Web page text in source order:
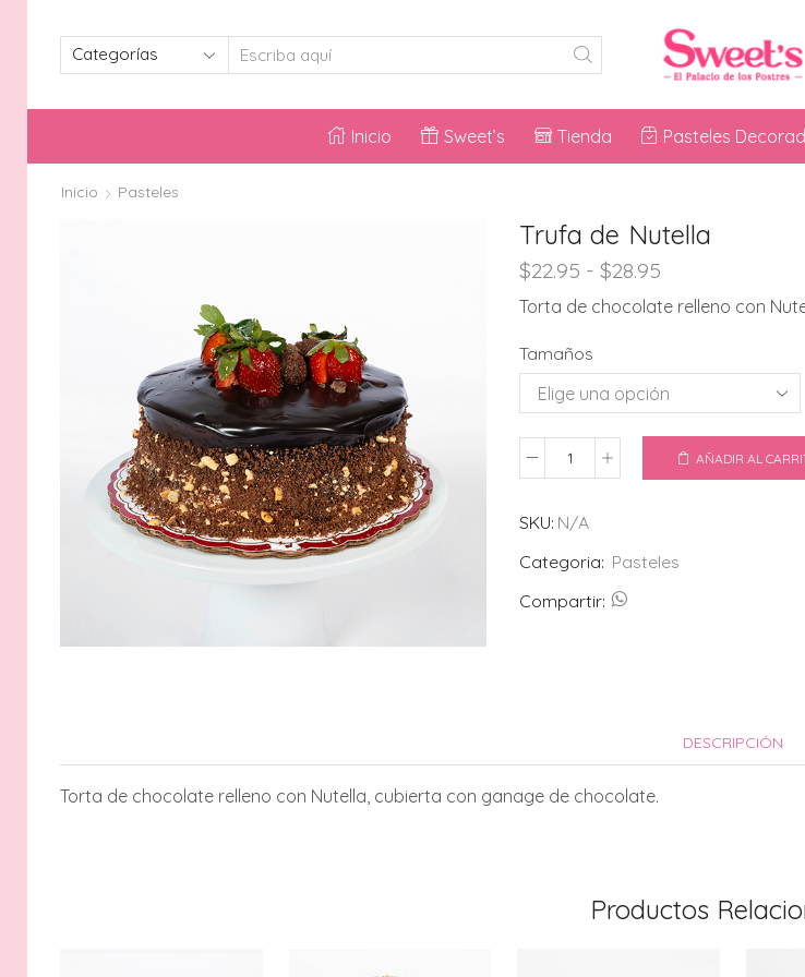
Inicio Sweet’s Tienda Pasteles
Inicio Pasteles
Trufa de Nutella
$22.95 - $28.95
precios:
$22.95
hasta
$28.95
Torta de chocolate relleno con
Tamaños
Trufa
Nutella
cantidad
AÑADIR AL
SKU: N/A
Categoria: Pasteles
Compartir:
DESCRIPCIÓN
Torta de chocolate relleno con Nutella, cubierta con ganage de chocolate.
Productos